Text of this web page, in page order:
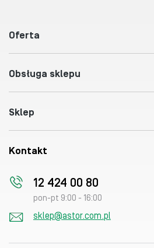
Oferta
Obsługa sklepu
Sklep
Kontakt
12 424 00 80
pon-pt 9:00 - 16:00
sklep@astor.com.pl